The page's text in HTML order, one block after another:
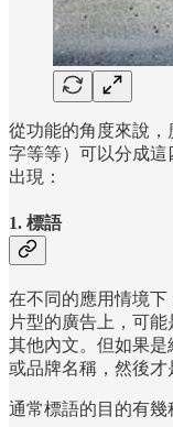
從功能的角度來說
字等等）可以分成
出現：
1. 標語
在不同的應用情境下
片型的廣告上，可
其他內文。但如果是
或品牌名稱，然後才
通常標語的目的有幾